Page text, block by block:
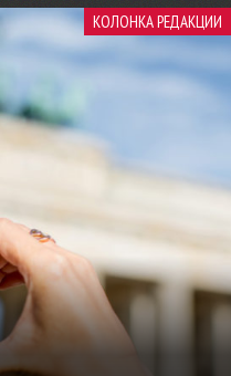
КОЛОНКА РЕДАКЦИИ